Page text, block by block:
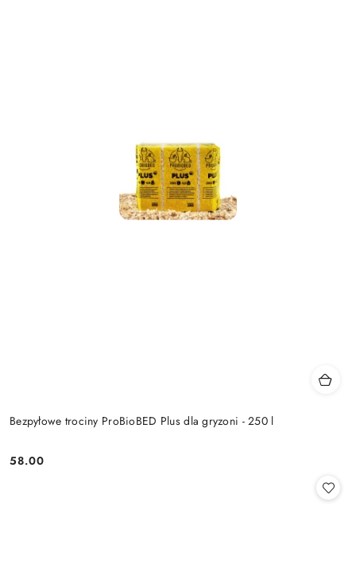
Bezpyłowe trociny ProBioBED Plus dla gryzoni - 250 l
Cena:
58.00